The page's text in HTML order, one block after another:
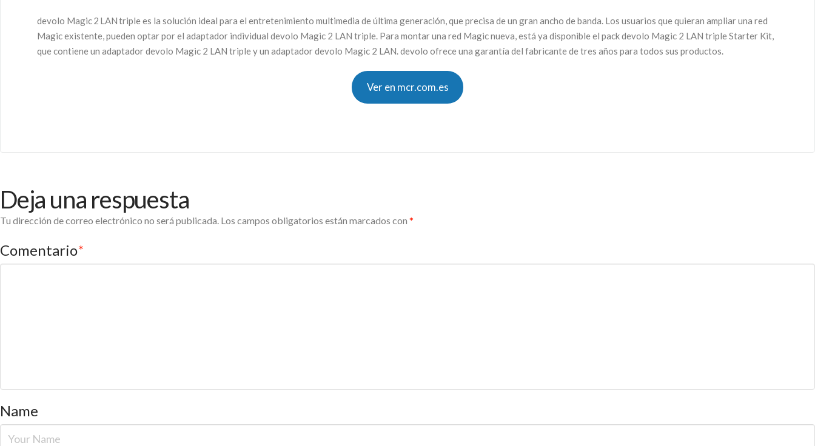
devolo Magic 2 LAN triple es la solución ideal para el entretenimiento multimedia de última generación, que precisa de un gran ancho de banda. Los usuarios que quieran ampliar una red
Magic existente, pueden optar por el adaptador individual devolo Magic 2 LAN triple. Para montar una red Magic nueva, está ya disponible el pack devolo Magic 2 LAN triple Starter Kit,
que contiene un adaptador devolo Magic 2 LAN triple y un adaptador devolo Magic 2 LAN. devolo ofrece una garantía del fabricante de tres años para todos sus productos.
Ver en mcr.com.es
Deja una respuesta
Tu dirección de correo electrónico no será publicada. Los campos obligatorios están marcados con *
Comentario*
Name